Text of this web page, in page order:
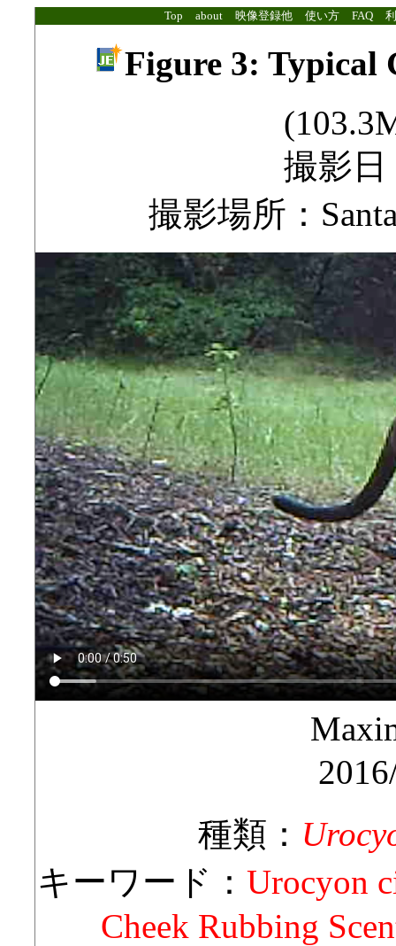
Top about 映像登録他 使い方 FAQ
Figure 3: Typical
撮影日
撮影場所：
種類：
キーワード： Urocyon
Cheek Rubbing